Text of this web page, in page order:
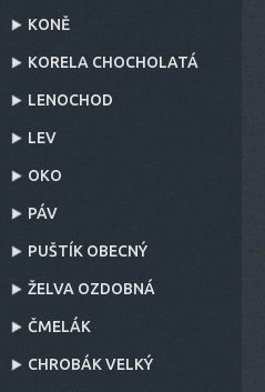
KONĚ
KORELA CHOCHOLATÁ
LENOCHOD
LEV
OKO
PÁV
PUŠTÍK OBECNÝ
ŽELVA OZDOBNÁ
ČMELÁK
CHROBÁK VELKÝ